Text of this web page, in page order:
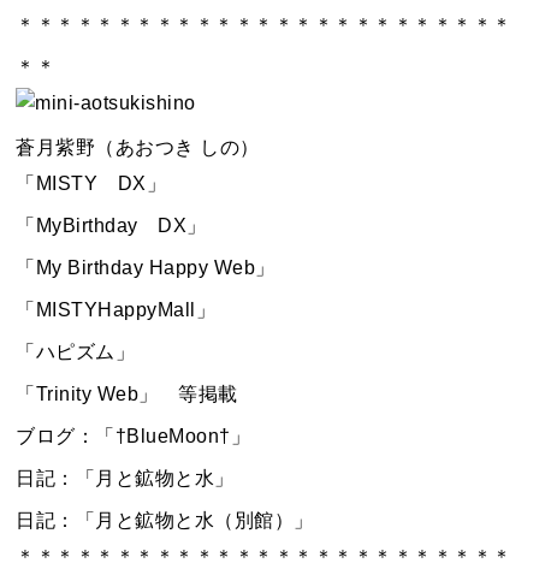
＊＊＊＊＊＊＊＊＊＊＊＊＊＊＊＊＊＊＊＊＊＊＊＊＊
＊＊
蒼月紫野（あおつき しの）
「MISTY DX」
「MyBirthday DX」
「My Birthday Happy Web」
「MISTYHappyMall」
「ハピズム」
「Trinity Web」 等掲載
ブログ：「†BlueMoon†」
日記：「月と鉱物と水」
日記：「月と鉱物と水（別館）」
＊＊＊＊＊＊＊＊＊＊＊＊＊＊＊＊＊＊＊＊＊＊＊＊＊